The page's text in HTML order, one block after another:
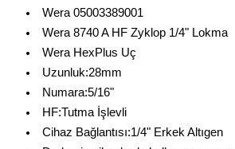
Wera 05003389001
Wera 8740 A HF Zyklop 1/4" Lokma
Wera HexPlus Uç
Uzunluk:28mm
Numara:5/16"
HF:Tutma İşlevli
Cihaz Bağlantısı:1/4" Erkek Altıgen